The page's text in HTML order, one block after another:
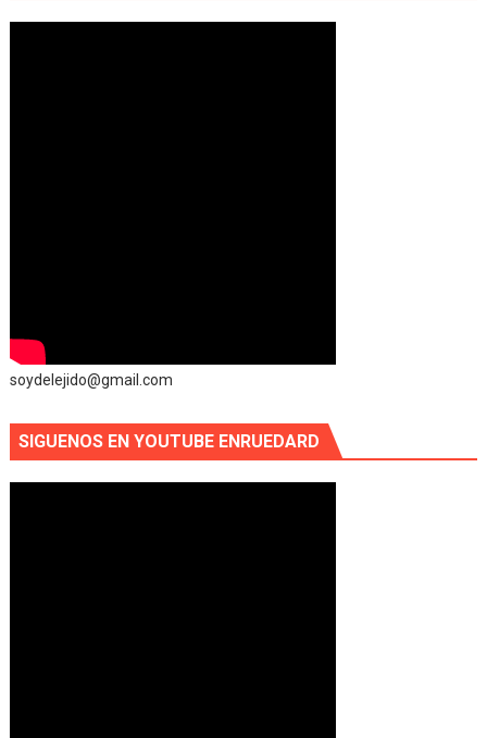
soydelejido@gmail.com
SIGUENOS EN YOUTUBE ENRUEDARD